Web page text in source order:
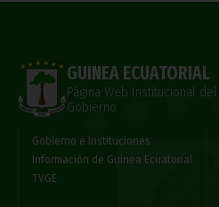
GUINEA ECUATORIAL
Página Web Institucional del
Gobierno
Gobierno e Instituciones
Información de Guinea Ecuatorial
TVGE